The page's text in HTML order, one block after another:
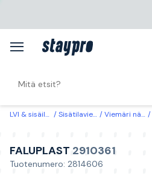
LVI & sisäilma Sisätilaviemäri Viemäri näkyvissä
FALUPLAST 2910361
Tuotenumero: 2814606